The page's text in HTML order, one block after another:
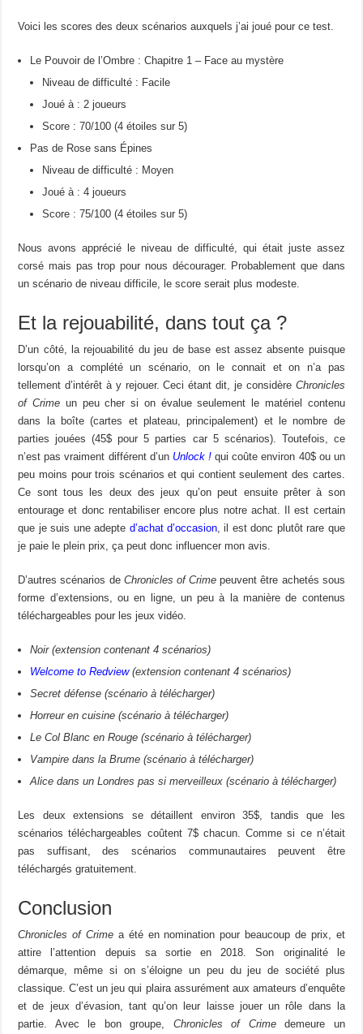
Voici les scores des deux scénarios auxquels j’ai joué pour ce test.
Le Pouvoir de l’Ombre : Chapitre 1 – Face au mystère
Niveau de difficulté : Facile
Joué à : 2 joueurs
Score : 70/100 (4 étoiles sur 5)
Pas de Rose sans Épines
Niveau de difficulté : Moyen
Joué à : 4 joueurs
Score : 75/100 (4 étoiles sur 5)
Nous avons apprécié le niveau de difficulté, qui était juste assez
corsé mais pas trop pour nous décourager. Probablement que dans
un scénario de niveau difficile, le score serait plus modeste.
Et la rejouabilité, dans tout ça ?
D’un côté, la rejouabilité du jeu de base est assez absente puisque
lorsqu’on a complété un scénario, on le connait et on n’a pas
tellement d’intérêt à y rejouer. Ceci étant dit, je considère Chronicles
of Crime un peu cher si on évalue seulement le matériel contenu
dans la boîte (cartes et plateau, principalement) et le nombre de
parties jouées (45$ pour 5 parties car 5 scénarios). Toutefois, ce
n’est pas vraiment différent d’un Unlock ! qui coûte environ 40$ ou un
peu moins pour trois scénarios et qui contient seulement des cartes.
Ce sont tous les deux des jeux qu’on peut ensuite prêter à son
entourage et donc rentabiliser encore plus notre achat. Il est certain
que je suis une adepte d’achat d’occasion, il est donc plutôt rare que
je paie le plein prix, ça peut donc influencer mon avis.
D’autres scénarios de Chronicles of Crime peuvent être achetés sous
forme d’extensions, ou en ligne, un peu à la manière de contenus
téléchargeables pour les jeux vidéo.
Noir (extension contenant 4 scénarios)
Welcome to Redview(extension contenant 4 scénarios)
Secret défense (scénario à télécharger)
Horreur en cuisine (scénario à télécharger)
Le Col Blanc en Rouge (scénario à télécharger)
Vampire dans la Brume (scénario à télécharger)
Alice dans un Londres pas si merveilleux (scénario à télécharger)
Les deux extensions se détaillent environ 35$, tandis que les
scénarios téléchargeables coûtent 7$ chacun. Comme si ce n’était
pas suffisant, des scénarios communautaires peuvent être
téléchargés gratuitement.
Conclusion
Chronicles of Crimea été en nomination pour beaucoup de prix, et
attire l’attention depuis sa sortie en 2018. Son originalité le
démarque, même si on s’éloigne un peu du jeu de société plus
classique. C’est un jeu qui plaira assurément aux amateurs d’enquête
et de jeux d’évasion, tant qu’on leur laisse jouer un rôle dans la
partie. Avec le bon groupe, Chronicles of Crimedemeure un